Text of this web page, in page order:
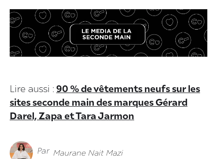
Lire aussi : 90 % de vêtements neufs sur les
sites seconde main des marques Gérard
Darel, Zapa et Tara Jarmon
Par Maurane Nait Mazi